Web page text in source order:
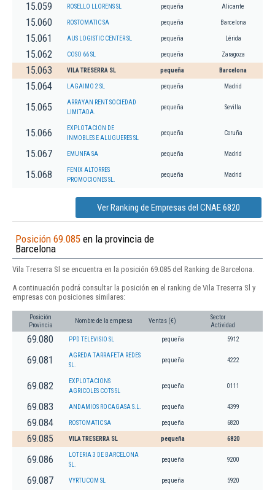
15.059 ROSELLO LLORENS SL pequeña Alicante
15.060 ROSTOMATIC SA pequeña Barcelona
15.061 AUS LOGISTIC CENTER SL pequeña Lérida
15.062 COSO 66 SL pequeña Zaragoza
15.063 VILA TRESERRA SL pequeña Barcelona
15.064 LAGAIMO 2 SL pequeña Madrid
15.065
ARRAYAN RENT SOCIEDAD
LIMITADA.
pequeña Sevilla
15.066
EXPLOTACION DE
INMOBLES E ALUGUERES SL
pequeña Coruña
15.067 EMUNFA SA pequeña Madrid
15.068
FENIX ALTORRES
PROMOCIONES SL.
pequeña Madrid
Ver Ranking de Empresas del CNAE 6820
Posición 69.085 en la provincia de
Barcelona
Vila Treserra Sl se encuentra en la posición 69.085 del Ranking de Barcelona.
A continuación podrá consultar la posición en el ranking de Vila Treserra Sl y
empresas con posiciones similares:
Posición
Provincia
Nombre de la empresa Ventas (€)
Sector
Actividad
69.080 PPD TELEVISIO SL pequeña 5912
69.081
AGREDA TARRAFETA REDES
SL.
pequeña 4222
69.082
EXPLOTACIONS
AGRICOLES COTS SL
pequeña 0111
69.083 ANDAMIOS ROCAGASA S.L. pequeña 4399
69.084 ROSTOMATIC SA pequeña 6820
69.085 VILA TRESERRA SL pequeña 6820
69.086
LOTERIA 3 DE BARCELONA
SL.
pequeña 9200
69.087 VYRTUCOM SL pequeña 5920